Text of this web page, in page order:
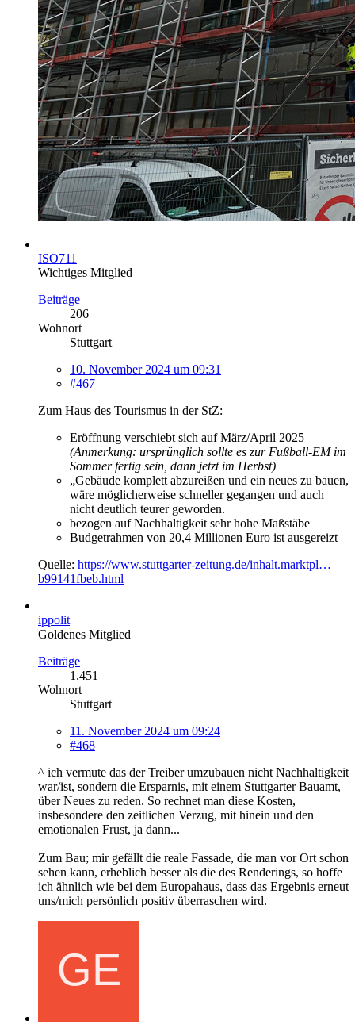
ISO711
Wichtiges Mitglied
Beiträge
206
Wohnort
Stuttgart
10. November 2024 um 09:31
#467
Zum Haus des Tourismus in der StZ:
Eröffnung verschiebt sich auf März/April 2025
(Anmerkung: ursprünglich sollte es zur Fußball-EM im
Sommer fertig sein, dann jetzt im Herbst)
„Gebäude komplett abzureißen und ein neues zu bauen,
wäre möglicherweise schneller gegangen und auch
nicht deutlich teurer geworden.
bezogen auf Nachhaltigkeit sehr hohe Maßstäbe
Budgetrahmen von 20,4 Millionen Euro ist ausgereizt
Quelle: https://www.stuttgarter-zeitung.de/inhalt.marktpl…
b99141fbeb.html
ippolit
Goldenes Mitglied
Beiträge
1.451
Wohnort
Stuttgart
11. November 2024 um 09:24
#468
^ ich vermute das der Treiber umzubauen nicht Nachhaltigkeit
war/ist, sondern die Ersparnis, mit einem Stuttgarter Bauamt,
über Neues zu reden. So rechnet man diese Kosten,
insbesondere den zeitlichen Verzug, mit hinein und den
emotionalen Frust, ja dann...
Zum Bau; mir gefällt die reale Fassade, die man vor Ort schon
sehen kann, erheblich besser als die des Renderings, so hoffe
ich ähnlich wie bei dem Europahaus, dass das Ergebnis erneut
uns/mich persönlich positiv überraschen wird.